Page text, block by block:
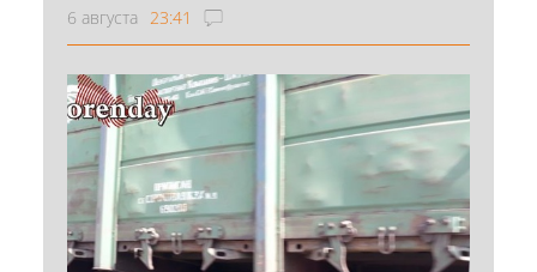
6 августа 23:41